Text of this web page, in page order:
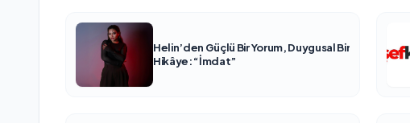
Helin’den Güçlü Bir Yorum, Duygusal Bir
Hikâye: “İmdat”